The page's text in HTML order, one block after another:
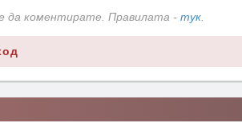
да коментирате. Правилата - тук